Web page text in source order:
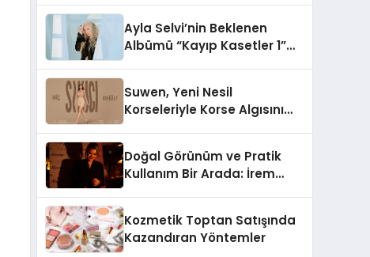
Ayla Selvi’nin Beklenen
Albümü “Kayıp Kasetler 1”
Suwen, Yeni Nesil
Korseleriyle Korse Algısını
Doğal Görünüm ve Pratik
Kullanım Bir Arada: İrem
Kozmetik Toptan Satışında
Kazandıran Yöntemler